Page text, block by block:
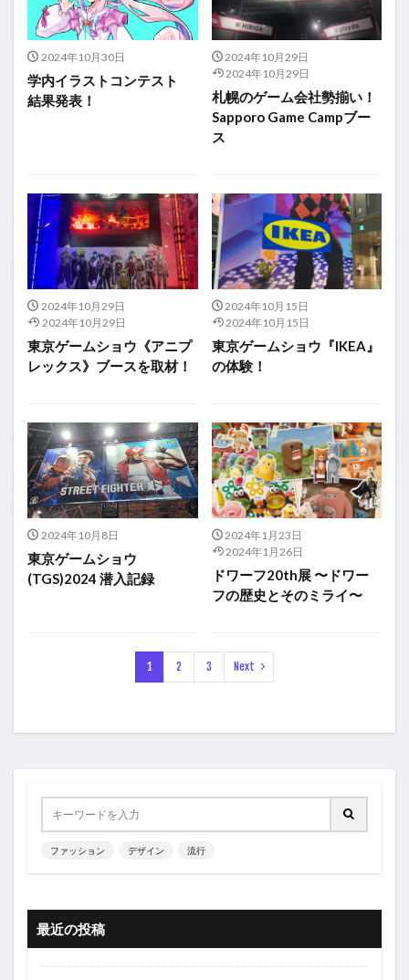
2024年10月30日
学内イラストコンテスト
結果発表！
2024年10月29日
2024年10月29日
札幌のゲーム会社勢揃い！
Sapporo Game Campブー
ス
2024年10月29日
2024年10月29日
東京ゲームショウ《アニプ
レックス》ブースを取材！
2024年10月15日
2024年10月15日
東京ゲームショウ『IKEA』
の体験！
2024年10月8日
東京ゲームショウ
(TGS)2024 潜入記録
2024年1月23日
2024年1月26日
ドワーフ20th展 〜ドワー
フの歴史とそのミライ〜
1 2 3 Next
ファッション デザイン 流行
最近の投稿